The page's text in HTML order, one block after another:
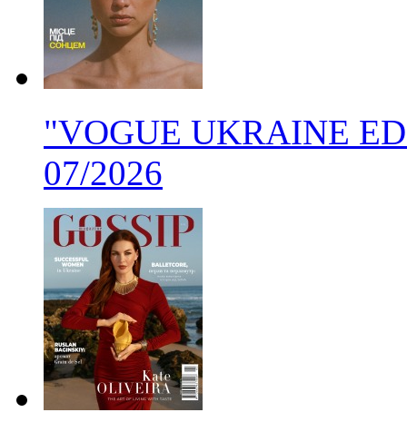
"VOGUE UKRAINE
07/2026